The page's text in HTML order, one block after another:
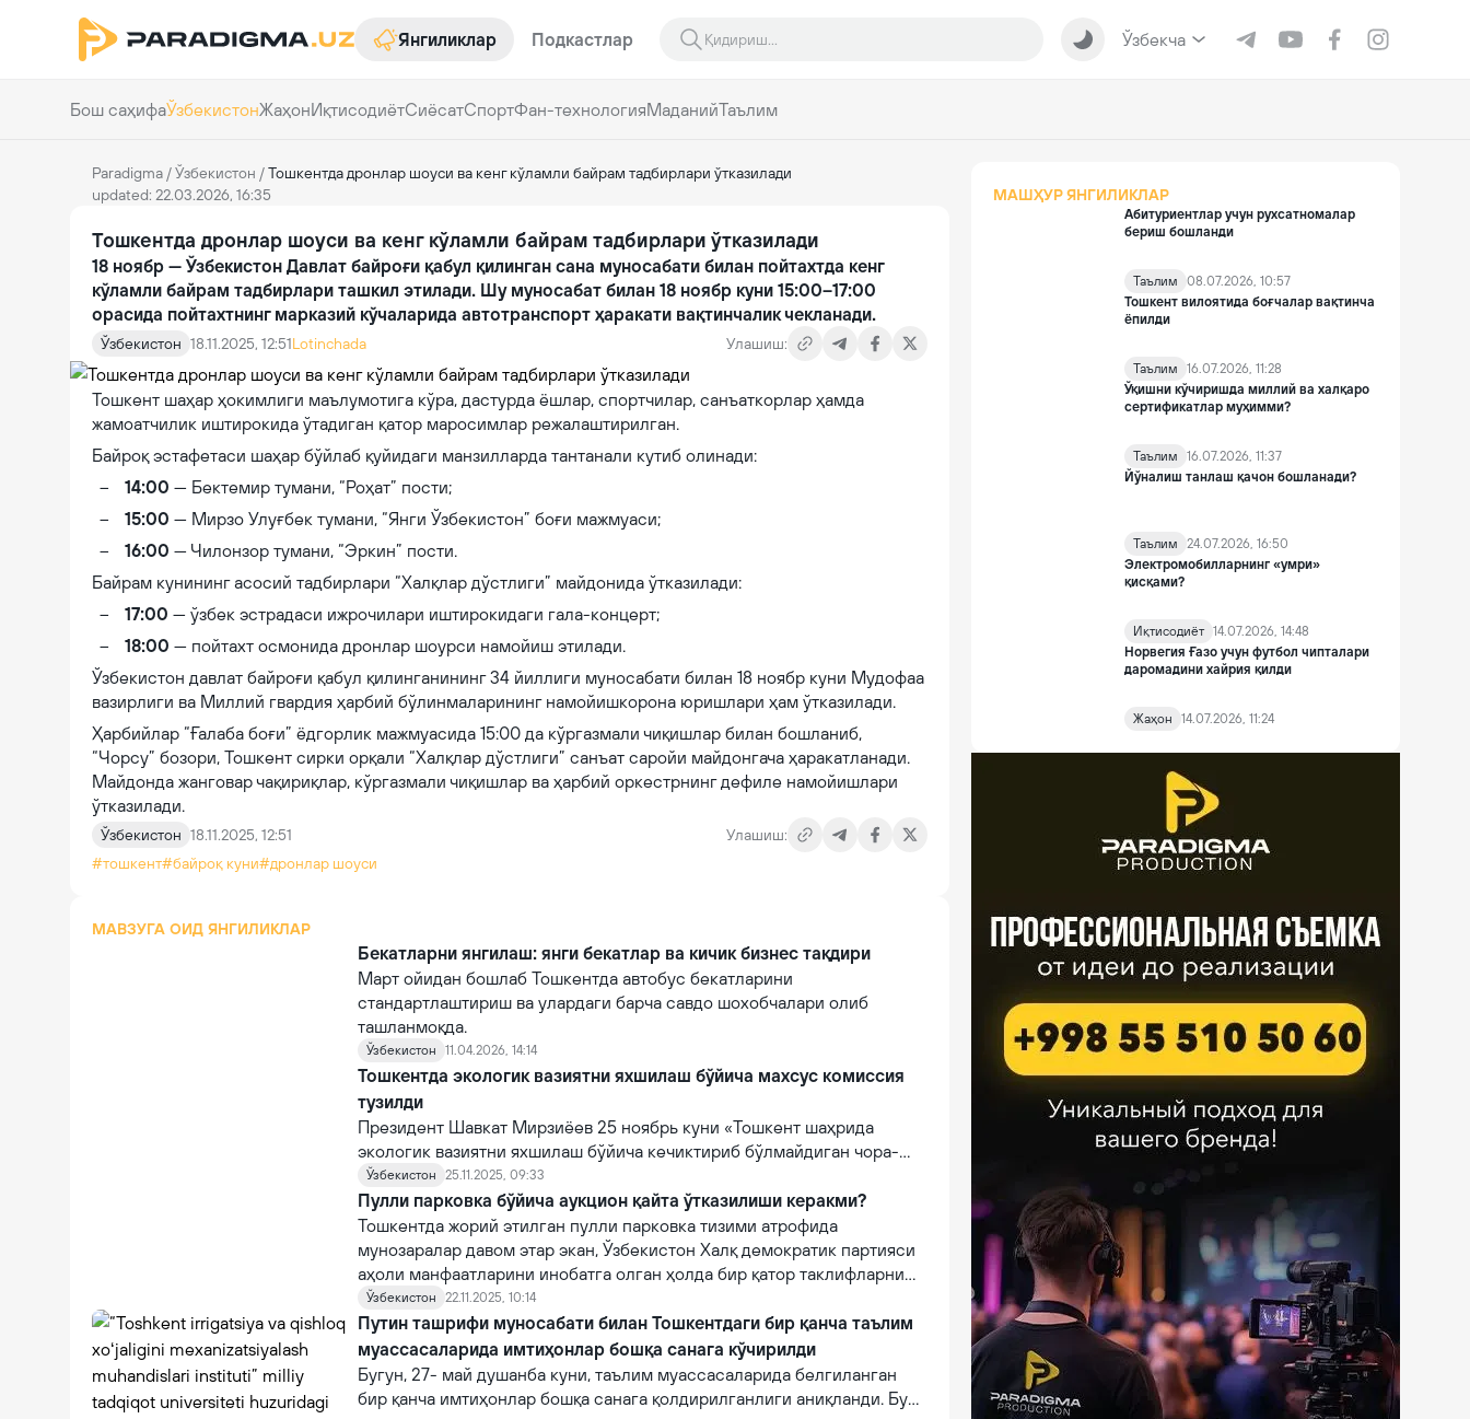
Янгиликлар Подкастлар Ўзбекча
Бош саҳифаЎзбекистонЖаҳонИқтисодиётСиёсатСпортФан-технологияМаданийТаълим
Paradigma /Ўзбекистон /Тошкентда дронлар шоуcи ва кенг кўламли байрам тадбирлари ўтказилади
updated: 22.03.2026, 16:35
Тошкентда дронлар шоуcи ва кенг кўламли байрам тадбирлари ўтказилади
18 ноябр — Ўзбекистон Давлат байроғи қабул қилинган сана муносабати билан пойтахтда кенг
кўламли байрам тадбирлари ташкил этилади. Шу муносабат билан 18 ноябр куни 15:00–17:00
орасида пойтахтнинг марказий кўчаларида автотранспорт ҳаракати вақтинчалик чекланади.
Ўзбекистон 18.11.2025, 12:51Lotinchada Улашиш:
Тошкент шаҳар ҳокимлиги маълумотига кўра, дастурда ёшлар, спортчилар, санъаткорлар ҳамда
жамоатчилик иштирокида ўтадиган қатор маросимлар режалаштирилган.
Байроқ эстафетаси шаҳар бўйлаб қуйидаги манзилларда тантанали кутиб олинади:
14:00 — Бектемир тумани, “Роҳат” пости;
15:00 — Мирзо Улуғбек тумани, “Янги Ўзбекистон” боғи мажмуаси;
16:00 — Чилонзор тумани, “Эркин” пости.
Байрам кунининг асосий тадбирлари “Халқлар дўстлиги” майдонида ўтказилади:
17:00 — ўзбек эстрадаси ижрочилари иштирокидаги гала-концерт;
18:00 — пойтахт осмонида дронлар шоурси намойиш этилади.
Ўзбекистон давлат байроғи қабул қилинганининг 34 йиллиги муносабати билан 18 ноябр куни Мудофаа
вазирлиги ва Миллий гвардия ҳарбий бўлинмаларининг намойишкорона юришлари ҳам ўтказилади.
Ҳарбийлар “Ғалаба боғи” ёдгорлик мажмуасида 15:00 да кўргазмали чиқишлар билан бошланиб,
“Чорсу” бозори, Тошкент сирки орқали “Халқлар дўстлиги” санъат саройи майдонгача ҳаракатланади.
Майдонда жанговар чақириқлар, кўргазмали чиқишлар ва ҳарбий оркестрнинг дефиле намойишлари
ўтказилади.
Ўзбекистон 18.11.2025, 12:51
Улашиш:
#тошкент#байроқ куни#дронлар шоуси
МАВЗУГА ОИД ЯНГИЛИКЛАР
Бекатларни янгилаш: янги бекатлар ва кичик бизнес тақдири
Март ойидан бошлаб Тошкентда автобус бекатларини
стандартлаштириш ва улардаги барча савдо шохобчалари олиб
ташланмоқда.
Ўзбекистон 11.04.2026, 14:14
Тошкентда экологик вазиятни яхшилаш бўйича махсус комиссия
тузилди
Президент Шавкат Мирзиёев 25 ноябрь куни «Тошкент шаҳрида
экологик вазиятни яхшилаш бўйича кечиктириб бўлмайдиган чора-
тадбирлар тўғрисида»ги фармонни имзолади. Фармонга мувофиқ,
пойтахтда экологик ҳолатни яхшилашга қаратилган шошилинч чора-
тадбирларни амалга ошириш бўйича махсус комиссия тузилди.
Ўзбекистон 25.11.2025, 09:33
Пулли парковка бўйича аукцион қайта ўтказилиши керакми?
Тошкентда жорий этилган пулли парковка тизими атрофида
мунозаралар давом этар экан, Ўзбекистон Халқ демократик партияси
аҳоли манфаатларини инобатга олган ҳолда бир қатор таклифларни
илгари сурди. Яъни, тарифларни белгилашда аҳолининг реал
даромадлари ва ижтимоий эҳтиёжлари ҳисобга олиниши, йиғилаётган
маблағлар қаерга сарфланиши ҳақида тўлиқ очиқ маълумот тақдим
этилиши шарт.
Ўзбекистон 22.11.2025, 10:14
Путин ташрифи муносабати билан Тошкентдаги бир қанча таълим
муассасаларида имтиҳонлар бошқа санага кўчирилди
Бугун, 27- май душанба куни, таълим муассасаларида белгиланган
бир қанча имтиҳонлар бошқа санага қолдирилганлиги аниқланди. Буни
МАШҲУР ЯНГИЛИКЛАР
Абитуриентлар учун рухсатномалар
бериш бошланди
Таълим
08.07.2026, 10:57
Тошкент вилоятида боғчалар вақтинча
ёпилди
Таълим
16.07.2026, 11:28
Ўқишни кўчиришда миллий ва халқаро
сертификатлар муҳимми?
Таълим
16.07.2026, 11:37
Йўналиш танлаш қачон бошланади?
Таълим
24.07.2026, 16:50
Электромобилларнинг «умри»
қисқами?
Иқтисодиёт 14.07.2026, 14:48
Норвегия Ғазо учун футбол чипталари
даромадини хайрия қилди
Жаҳон 14.07.2026, 11:24